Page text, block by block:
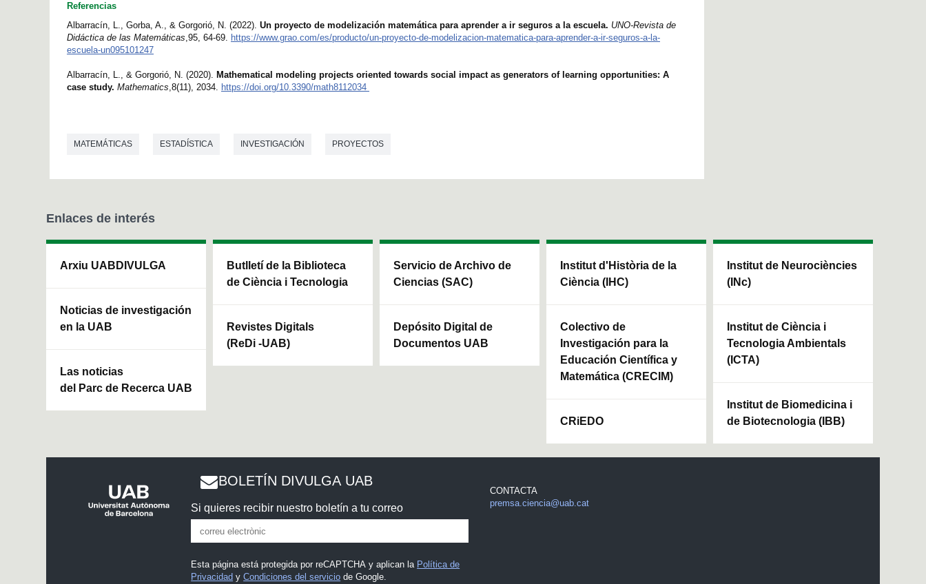
Referencias
Albarracín, L., Gorba, A., & Gorgorió, N. (2022). Un proyecto de modelización matemática para aprender a ir seguros a la escuela. UNO-Revista de
Didáctica de las Matemáticas,95, 64-69. https://www.grao.com/es/producto/un-proyecto-de-modelizacion-matematica-para-aprender-a-ir-seguros-a-la-
escuela-un095101247
Albarracín, L., & Gorgorió, N. (2020). Mathematical modeling projects oriented towards social impact as generators of learning opportunities: A
case study. Mathematics,8(11), 2034. https://doi.org/10.3390/math8112034
MATEMÁTICAS ESTADÍSTICA INVESTIGACIÓN PROYECTOS
Enlaces de interés
Arxiu UABDIVULGA
Noticias de investigación
en la UAB
Las noticias
del Parc de Recerca UAB
Butlletí de la Biblioteca
de Ciència i Tecnologia
Revistes Digitals
(ReDi -UAB)
Servicio de Archivo de
Ciencias (SAC)
Depósito Digital de
Documentos UAB
Institut d'Història de la
Ciència (IHC)
Colectivo de
Investigación para la
Educación Científica y
Matemática (CRECIM)
CRiEDO
Institut de Neurociències
(INc)
Institut de Ciència i
Tecnologia Ambientals
(ICTA)
Institut de Biomedicina i
de Biotecnologia (IBB)
BOLETÍN DIVULGA UAB
Si quieres recibir nuestro boletín a tu correo
Esta página está protegida por reCAPTCHA y aplican la Política de
Privacidad yCondiciones del servicio de Google.
CONTACTA
premsa.ciencia@uab.cat